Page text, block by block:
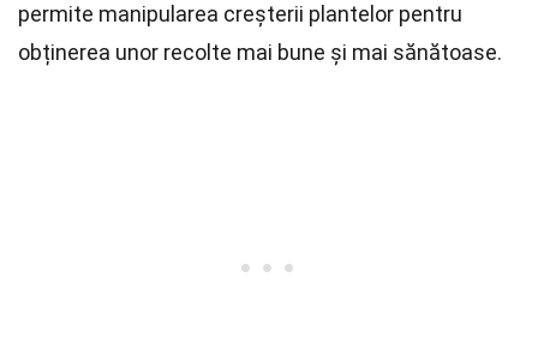
permite manipularea creșterii plantelor pentru
obținerea unor recolte mai bune și mai sănătoase.